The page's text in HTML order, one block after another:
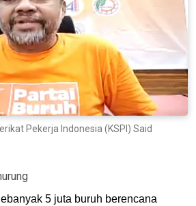
Pekerja Indonesia (KSPI) Said
5 juta buruh berencana